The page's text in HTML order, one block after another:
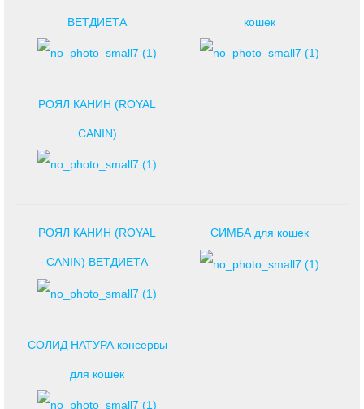
ВЕТДИЕТА кошек
РОЯЛ КАНИН (ROYAL
CANIN)
РОЯЛ КАНИН (ROYAL
CANIN) ВЕТДИЕТА
СИМБА для кошек
СОЛИД НАТУРА консервы
для кошек